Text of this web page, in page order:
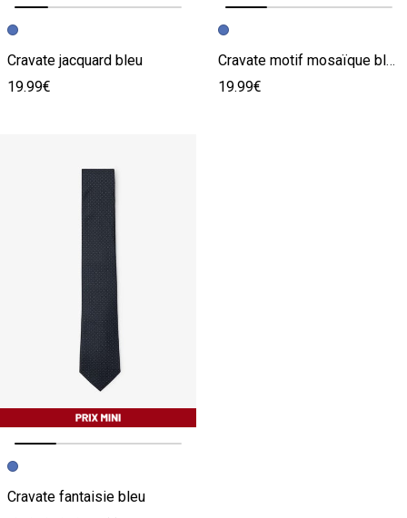
Image précédente
Image suivante
Cravate jacquard bleu
19.99€
Image précédente
Image suivante
Cravate motif mosaïque bleu
19.99€
Image précédente
Image suivante
Cravate fantaisie bleu